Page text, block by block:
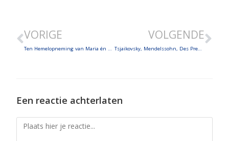
VORIGE
Ten Hemelopneming van Maria én muzikale delicatessen in een reis door de tijd
VOLGENDE
Tsjaikovsky, Mendelssohn, Des Prez en Albinoni
Een reactie achterlaten